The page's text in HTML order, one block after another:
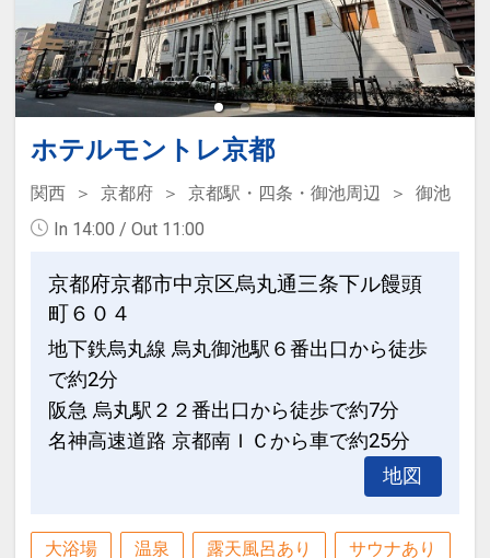
ホテルモントレ京都
関西 京都府 京都駅・四条・御池周辺
御池
In 14:00 / Out 11:00
京都府京都市中京区烏丸通三条下ル饅頭
町６０４
地下鉄烏丸線 烏丸御池駅６番出口から徒歩
で約2分
阪急 烏丸駅２２番出口から徒歩で約7分
名神高速道路 京都南ＩＣから車で約25分
地図
大浴場 温泉 露天風呂あり サウナあり